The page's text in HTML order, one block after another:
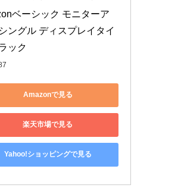
ベーシック モニターア
ングル ディスプレイタイ
ック
Amazonで見る
楽天市場で見る
Yahoo!ショッピングで見る